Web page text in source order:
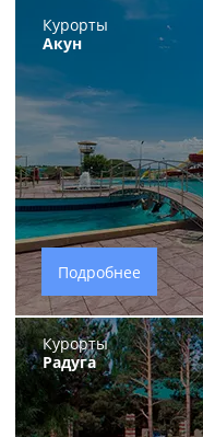
Курорты
Акун
Подробнее
Курорты
Радуга